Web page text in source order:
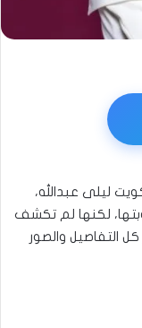
ليلى عبدالله،
لكنها لم تكشف
التفاصيل والصور